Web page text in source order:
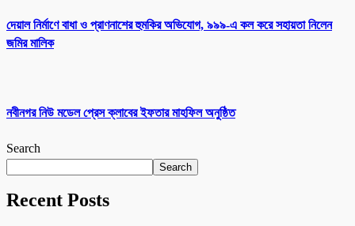
দেয়াল নির্মাণে বাধা ও প্রাণনাশের হুমকির অভিযোগ, ৯৯৯-এ কল করে সহায়তা নিলেন
জমির মালিক
নবীনগর নিউ মডেল প্রেস ক্লাবের ইফতার মাহফিল অনুষ্ঠিত
Search
Search
Recent Posts